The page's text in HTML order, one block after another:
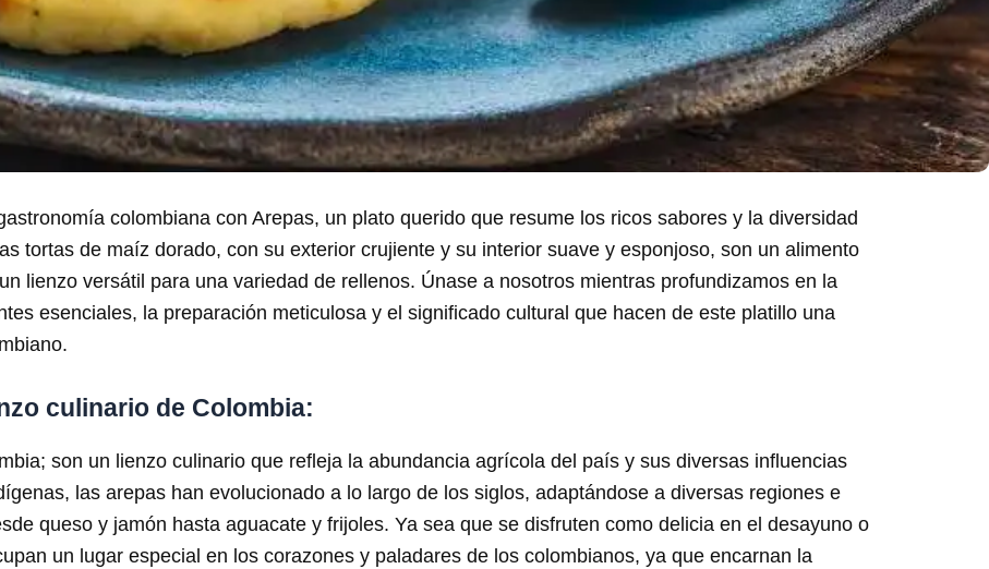
colombiana con Arepas, un plato querido que resume los ricos sabores y la diversidad
tortas de maíz dorado, con su exterior crujiente y su interior suave y esponjoso, son un alimento
lienzo versátil para una variedad de rellenos. Únase a nosotros mientras profundizamos en la
esenciales, la preparación meticulosa y el significado cultural que hacen de este platillo una
culinario de Colombia:
son un lienzo culinario que refleja la abundancia agrícola del país y sus diversas influencias
las arepas han evolucionado a lo largo de los siglos, adaptándose a diversas regiones e
queso y jamón hasta aguacate y frijoles. Ya sea que se disfruten como delicia en el desayuno o
un lugar especial en los corazones y paladares de los colombianos, ya que encarnan la